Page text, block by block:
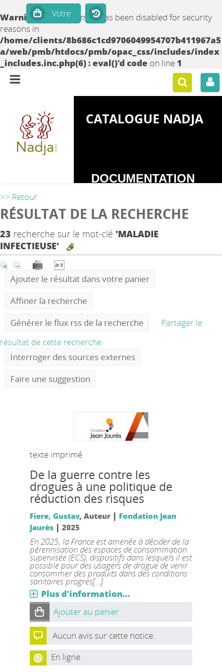
Warning: set_time_limit() has been disabled for security
reasons in
/home/clients/8b686c1cd9706049954707b411967a5
a/web/pmb/htdocs/pmb/opac_css/includes/index
_includes.inc.php(6) : eval()'d code on line 1
CATALOGUE NADJA
DOCUMENTATION
DEPENDANCES
>> Retour
RÉSULTAT DE LA RECHERCHE
23 recherche sur le mot-clé 'MALADIE
INFECTIEUSE'
Ajouter le résultat dans votre panier
Affiner la recherche
Générer le flux rss de la recherche
Partager le
résultat de cette recherche
Interroger des sources externes
Faire une suggestion
texte imprimé
De la guerre contre les
drogues à une politique de
réduction des risques
Fiere, Gustav, Auteur | Fondation Jean
Jaurès| 2025
En 2025, la France est amenée à décider de la
pérennisation des espaces de consommation
supervisée (ECS), dispositifs dans lesquels il est
possible pour des usagers de drogue de venir
consommer des produits dans des conditions
sanitaires progres[...]
Plus d'information...
Ajouter au panier
Aucun avis sur cette notice.
En ligne